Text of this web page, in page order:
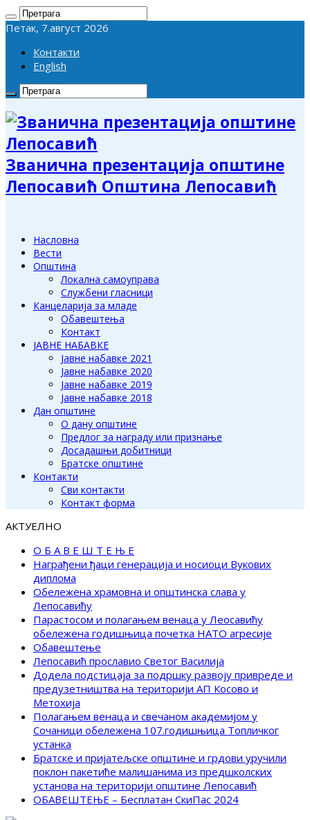
Петак, 7.август 2026
Контакти
English
Званична презентација општине
Лепосавић Општина Лепосавић
Насловна
Вести
Општина
Локална самоуправа
Службени гласници
Канцеларија за младе
Обавештења
Контакт
ЈАВНЕ НАБАВКЕ
Јавне набавке 2021
Јавне набавке 2020
Јавне набавке 2019
Јавне набавке 2018
Дан општине
О дану општине
Предлог за награду или признање
Досадашњи добитници
Братске општине
Контакти
Сви контакти
Контакт форма
АКТУЕЛНО
О Б А В Е Ш Т Е Њ Е
Награђени ђаци генерација и носиоци Вукових
диплома
Обележена храмовна и општинска слава у
Лепосавићу
Парастосом и полагањем венаца у Леосавићу
обележена годишњица почетка НАТО агресије
Обавештење
Лепосавић прославио Светог Василија
Додела подстицаја за подршку развоју привреде и
предузетништва на територији АП Косово и
Метохија
Полагањем венаца и свечаном академијом у
Сочаници обележена 107.годишњица Топличког
устанка
Братске и пријатељске општине и грдови уручили
поклон пакетиће малишанима из предшколских
установа на територији општине Лепосавић
ОБАВЕШТЕЊЕ – Бесплатан СкиПас 2024